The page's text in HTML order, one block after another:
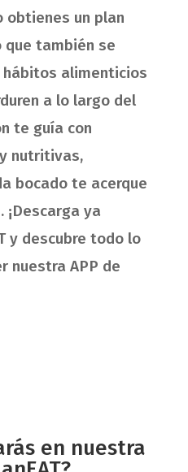
obtienes un plan
que también se
alimenticios
a lo largo del
te guía con
nutritivas,
bocado te acerque
ya
y descubre todo lo
nuestra APP de
en nuestra